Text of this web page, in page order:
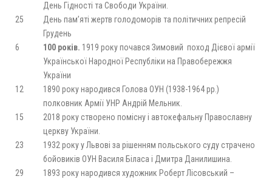
День Гідності та Свободи України.
25
День пам’яті жертв голодоморів та політичних репресій
Грудень
6
100 років. 1919 року почався Зимовий поход Дієвої армії
Української Народної Республіки на Правобережжя
України
12
1890 року народився Голова ОУН (1938-1964 рр.)
полковник Армії УНР Андрій Мельник.
15
2018 року створено помісну і автокефальну Православну
церкву України.
23
1932 року у Львові за рішенням польського суду страчено
бойовиків ОУН Василя Біласа і Дмитра Данилишина.
29
1893 року народився художник Роберт Лісовський –